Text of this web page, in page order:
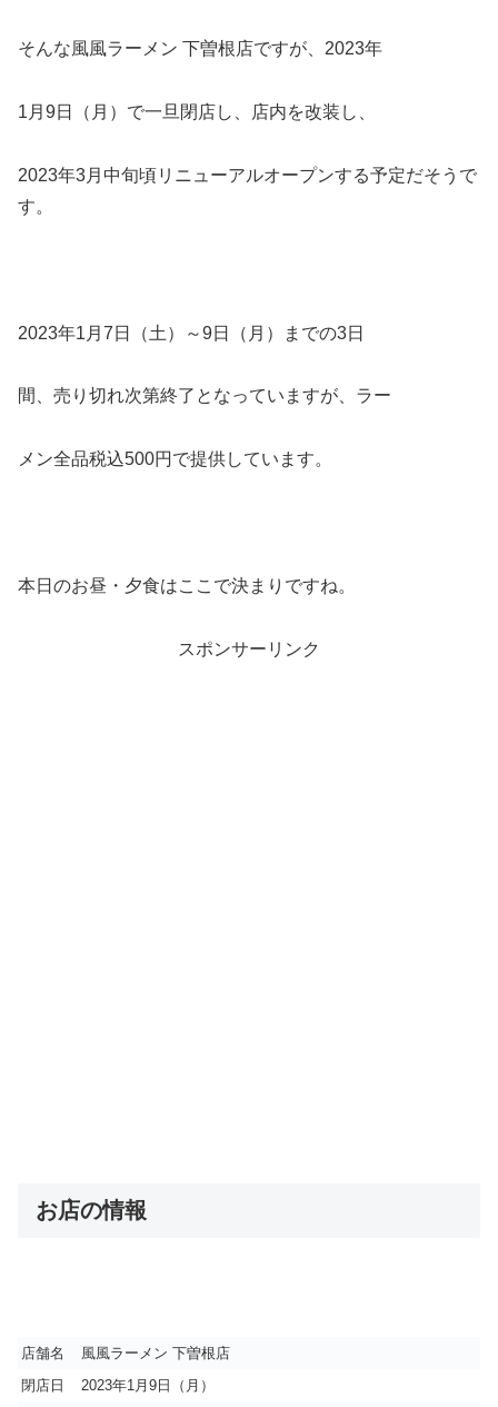
そんな風風ラーメン 下曽根店ですが、2023年
1月9日（月）で一旦閉店し、店内を改装し、
2023年3月中旬頃リニューアルオープンする予定だそうで
す。
2023年1月7日（土）～9日（月）までの3日
間、売り切れ次第終了となっていますが、ラー
メン全品税込500円で提供しています。
本日のお昼・夕食はここで決まりですね。
スポンサーリンク
お店の情報
店舗名
風風ラーメン 下曽根店
閉店日
2023年1月9日（月）